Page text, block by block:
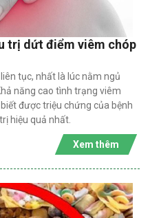
trị dứt điểm viêm chóp
tục, nhất là lúc nằm ngủ
năng cao tình trạng viêm
được triệu chứng của bệnh
hiệu quả nhất.
Xem thêm